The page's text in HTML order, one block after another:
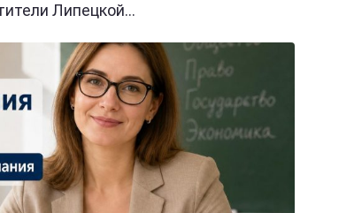
Липецкой...